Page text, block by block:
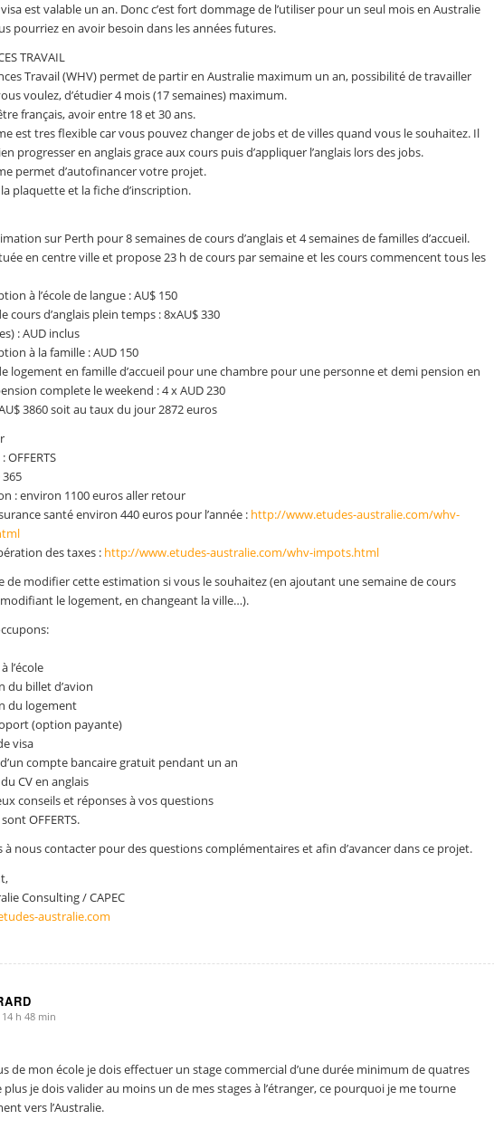
est valable un an. Donc c’est fort dommage de l’utiliser pour un seul mois en Australie
pourriez en avoir besoin dans les années futures.
TRAVAIL
Travail (WHV) permet de partir en Australie maximum un an, possibilité de travailler
voulez, d’étudier 4 mois (17 semaines) maximum.
français, avoir entre 18 et 30 ans.
est tres flexible car vous pouvez changer de jobs et de villes quand vous le souhaitez. Il
progresser en anglais grace aux cours puis d’appliquer l’anglais lors des jobs.
permet d’autofinancer votre projet.
la plaquette et la fiche d’inscription.
sur Perth pour 8 semaines de cours d’anglais et 4 semaines de familles d’accueil.
en centre ville et propose 23 h de cours par semaine et les cours commencent tous les
à l’école de langue : AU$ 150
cours d’anglais plein temps : 8xAU$ 330
: AUD inclus
à la famille : AUD 150
logement en famille d’accueil pour une chambre pour une personne et demi pension en
complete le weekend : 4 x AUD 230
3860 soit au taux du jour 2872 euros
OFFERTS
365
: environ 1100 euros aller retour
santé environ 440 euros pour l’année : http://www.etudes-australie.com/whv-
des taxes : http://www.etudes-australie.com/whv-impots.html
de modifier cette estimation si vous le souhaitez (en ajoutant une semaine de cours
modifiant le logement, en changeant la ville…).
l’école
du billet d’avion
du logement
(option payante)
visa
compte bancaire gratuit pendant un an
CV en anglais
conseils et réponses à vos questions
OFFERTS.
à nous contacter pour des questions complémentaires et afin d’avancer dans ce projet.
Consulting / CAPEC
australie.com
h 48 min
de mon école je dois effectuer un stage commercial d’une durée minimum de quatres
plus je dois valider au moins un de mes stages à l’étranger, ce pourquoi je me tourne
vers l’Australie.